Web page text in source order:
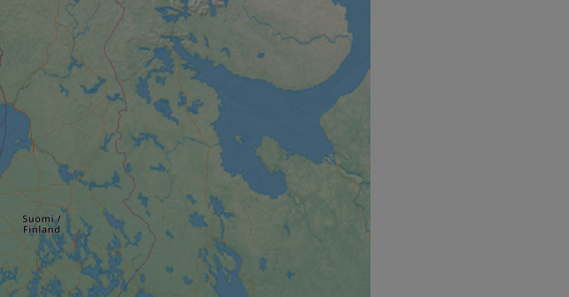
Fonctionnalité Non classifiés
du site Web telles que la connexion des utilisateurs et
sans les cookies strictement nécessaires.
is associated with the Django web development
for Python. It is designed to help protect a site against
type of software attack on web forms.
is associated with Cloudflare's challenge-response
are used to ensure that the website's traffic is
and not coming from automated bots. It is part of
security features.
is used to distinguish between humans and bots.
beneficial for the website, in order to make valid reports
use of their website.